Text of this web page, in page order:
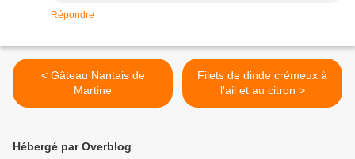
Répondre
< Gâteau Nantais de
Martine
Filets de dinde crémeux à
l'ail et au citron >
Hébergé par Overblog